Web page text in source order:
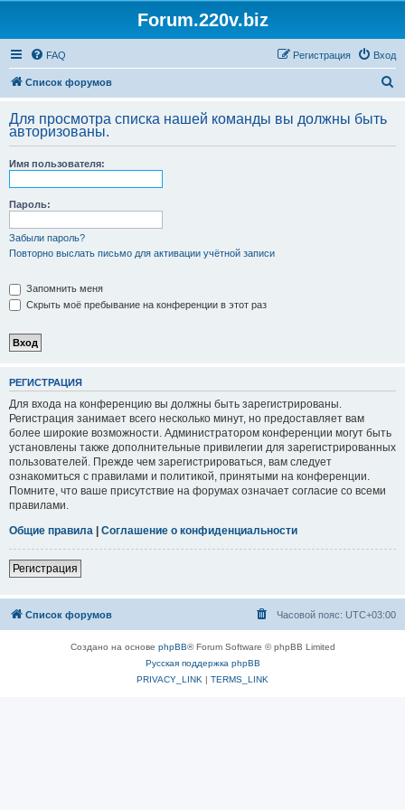
Forum.220v.biz
FAQ Вход
Регистрация
Список форумов
с
Для просмотра списка нашей команды вы должны быть
авторизованы.
Имя пользователя:
Пароль:
Забыли пароль?
Повторно выслать письмо для активации учётной записи
Запомнить меня
Скрыть моё пребывание на конференции в этот раз
РЕГИСТРАЦИЯ
Для входа на конференцию вы должны быть зарегистрированы.
Регистрация занимает всего несколько минут, но предоставляет вам
более широкие возможности. Администратором конференции могут быть
установлены также дополнительные привилегии для зарегистрированных
пользователей. Прежде чем зарегистрироваться, вам следует
ознакомиться с правилами и политикой, принятыми на конференции.
Помните, что ваше присутствие на форумах означает согласие со всеми
правилами.
Общие правила | Соглашение о конфиденциальности
Регистрация
Список форумов Часовой пояс: UTC+03:00
Создано на основе phpBB® Forum Software © phpBB Limited
Русская поддержка phpBB
PRIVACY_LINK | TERMS_LINK